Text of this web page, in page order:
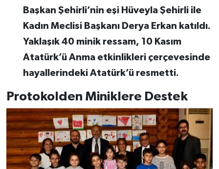
Başkan Şehirli’nin eşi Hüveyla Şehirli ile
Kadın Meclisi Başkanı Derya Erkan katıldı.
Yaklaşık 40 minik ressam, 10 Kasım
Atatürk’ü Anma etkinlikleri çerçevesinde
hayallerindeki Atatürk’ü resmetti.
Protokolden Miniklere Destek